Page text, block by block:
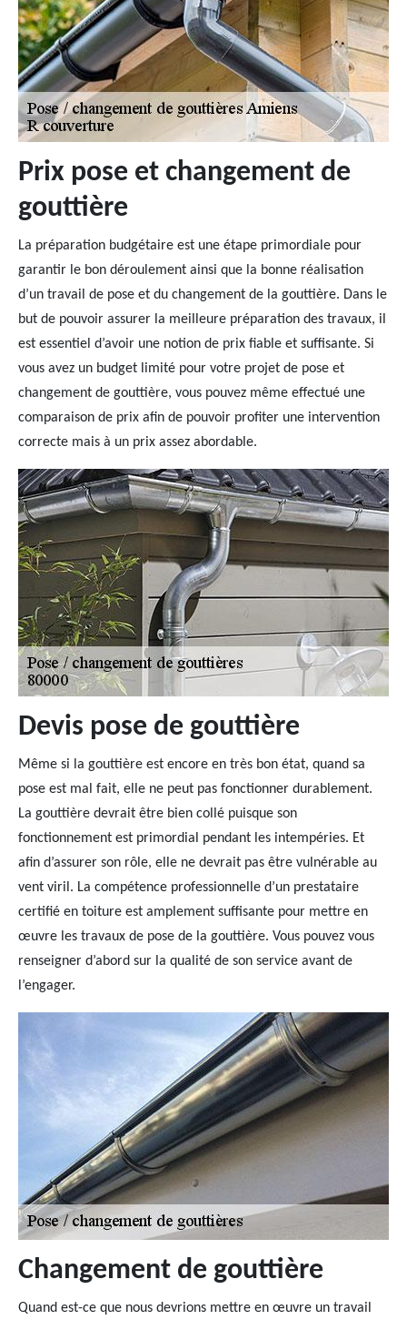
Prix pose et changement de
gouttière
La préparation budgétaire est une étape primordiale pour
garantir le bon déroulement ainsi que la bonne réalisation
d’un travail de pose et du changement de la gouttière. Dans le
but de pouvoir assurer la meilleure préparation des travaux, il
est essentiel d’avoir une notion de prix fiable et suffisante. Si
vous avez un budget limité pour votre projet de pose et
changement de gouttière, vous pouvez même effectué une
comparaison de prix afin de pouvoir profiter une intervention
correcte mais à un prix assez abordable.
Devis pose de gouttière
Même si la gouttière est encore en très bon état, quand sa
pose est mal fait, elle ne peut pas fonctionner durablement.
La gouttière devrait être bien collé puisque son
fonctionnement est primordial pendant les intempéries. Et
afin d’assurer son rôle, elle ne devrait pas être vulnérable au
vent viril. La compétence professionnelle d’un prestataire
certifié en toiture est amplement suffisante pour mettre en
œuvre les travaux de pose de la gouttière. Vous pouvez vous
renseigner d’abord sur la qualité de son service avant de
l’engager.
Changement de gouttière
Quand est-ce que nous devrions mettre en œuvre un travail